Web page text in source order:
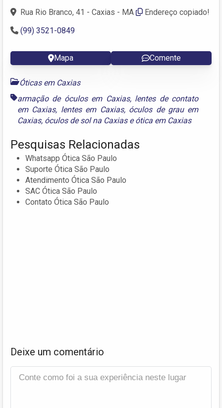
Rua Rio Branco, 41 - Caxias - MA
Endereço copiado!
(99) 3521-0849
Mapa Comente
Óticas em Caxias
armação de óculos em Caxias, lentes de contato
em Caxias, lentes em Caxias, óculos de grau em
Caxias, óculos de sol na Caxiaseótica em Caxias
Pesquisas Relacionadas
Whatsapp Ótica São Paulo
Suporte Ótica São Paulo
Atendimento Ótica São Paulo
SAC Ótica São Paulo
Contato Ótica São Paulo
Deixe um comentário